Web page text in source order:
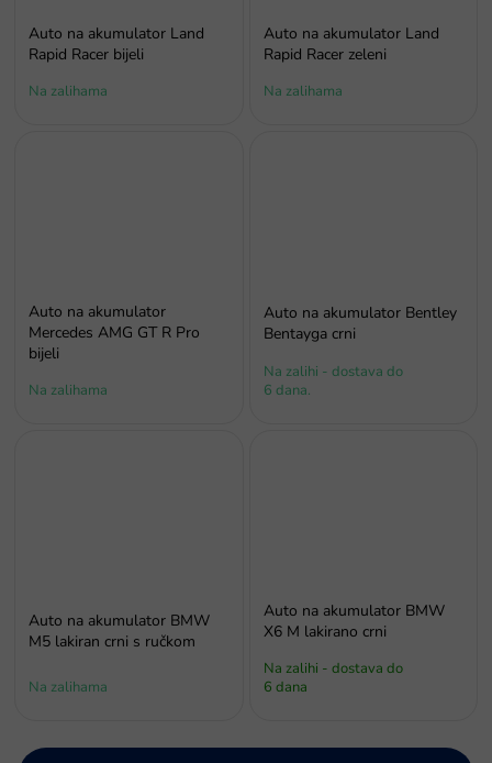
Auto na akumulator Land
Rapid Racer bijeli
Na zalihama
Auto na akumulator Land
Rapid Racer zeleni
Na zalihama
Auto na akumulator
Mercedes AMG GT R Pro
bijeli
Na zalihama
Auto na akumulator Bentley
Bentayga crni
Na zalihi - dostava do
6 dana.
Auto na akumulator BMW
M5 lakiran crni s ručkom
Na zalihama
Auto na akumulator BMW
X6 M lakirano crni
Na zalihi - dostava do
6 dana